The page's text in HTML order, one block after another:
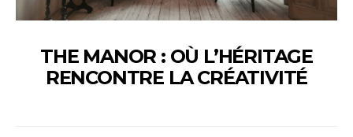
THE MANOR : OÙ L’HÉRITAGE
RENCONTRE LA CRÉATIVITÉ